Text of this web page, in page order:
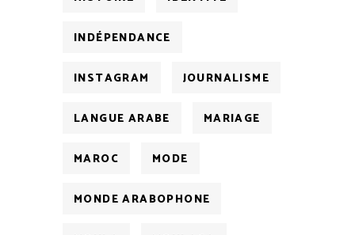
INDÉPENDANCE
INSTAGRAM JOURNALISME
LANGUE ARABE MARIAGE
MAROC MODE
MONDE ARABOPHONE